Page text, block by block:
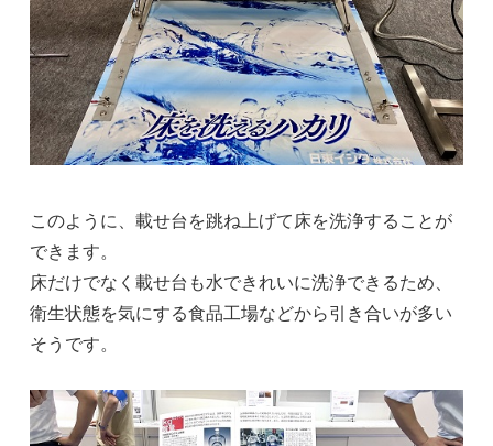
このように、載せ台を跳ね上げて床を洗浄することが
できます。
床だけでなく載せ台も水できれいに洗浄できるため、
衛生状態を気にする食品工場などから引き合いが多い
そうです。